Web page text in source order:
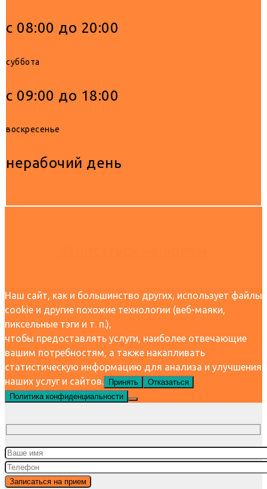
с 08:00 до 20:00
суббота
с 09:00 до 18:00
воскресенье
нерабочий день
Наш сайт, как и большинство других, использует файлы
cookie и другие похожие технологии (веб-маяки,
пиксельные тэги и т. п.),
чтобы предоставлять услуги, наиболее отвечающие
вашим потребностям, а также накапливать
статистическую информацию для анализа и улучшения
наших услуг и сайтов.
Принять
Отказаться
Политика конфиденциальности